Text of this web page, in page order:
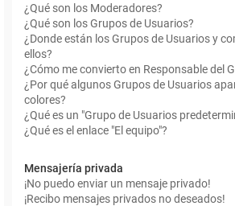
¿Qué son los Moderadores?
¿Qué son los Grupos de Usuarios?
¿Donde están los Grupos de Usuarios y
ellos?
¿Cómo me convierto en Responsable del
¿Por qué algunos Grupos de Usuarios
colores?
¿Qué es un "Grupo de Usuarios
¿Qué es el enlace "El equipo"?
Mensajería privada
¡No puedo enviar un mensaje privado!
¡Recibo mensajes privados no deseados!